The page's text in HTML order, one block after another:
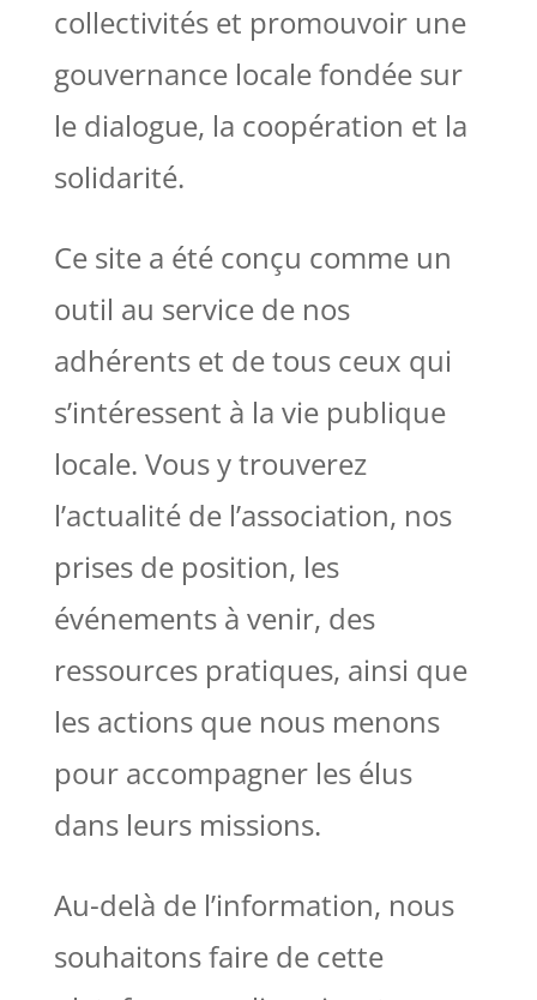
collectivités et promouvoir une
gouvernance locale fondée sur
le dialogue, la coopération et la
solidarité.
Ce site a été conçu comme un
outil au service de nos
adhérents et de tous ceux qui
s’intéressent à la vie publique
locale. Vous y trouverez
l’actualité de l’association, nos
prises de position, les
événements à venir, des
ressources pratiques, ainsi que
les actions que nous menons
pour accompagner les élus
dans leurs missions.
Au-delà de l’information, nous
souhaitons faire de cette